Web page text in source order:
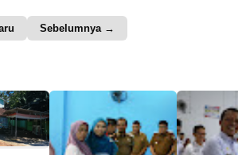
Sebelumnya →